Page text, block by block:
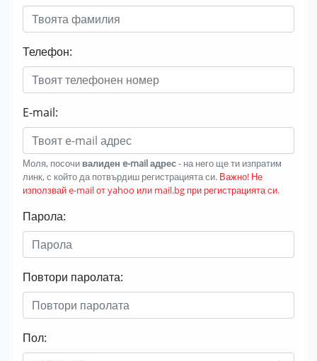
Телефон:
E-mail:
Моля, посочи валиден e-mail адрес - на него ще ти изпратим
линк, с който да потвърдиш регистрацията си. Важно! Не
използвай e-mail от yahoo или mail.bg при регистрацията си.
Парола:
Повтори паролата:
Пол: